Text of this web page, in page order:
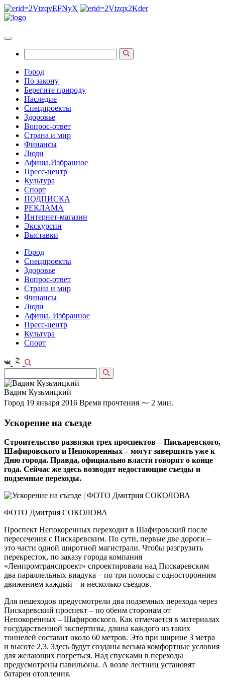
Город
По закону
Берегите природу
Наследие
Спецпроекты
Здоровье
Вопрос-ответ
Страна и мир
Финансы
Люди
Афиша.Избранное
Пресс-центр
Культура
Спорт
ПОДПИСКА
РЕКЛАМА
Интернет-магазин
Экскурсии
Выставки
Город
Спецпроекты
Здоровье
Вопрос-ответ
Страна и мир
Финансы
Люди
Афиша. Избранное
Пресс-центр
Культура
Спорт
Вадим Кузьмицкий
Город 19 января 2016 Время прочтения ⁓ 2 мин.
Ускорение на съезде
Строительство развязки трех проспектов – Пискаревского,
Шафировского и Непокоренных – могут завершить уже к
Дню города. Правда, официально власти говорят о конце
года. Сейчас же здесь возводят недостающие съезды и
подземные переходы.
ФОТО Дмитрия СОКОЛОВА
Проспект Непокоренных переходит в Шафировский после
пересечения с Пискаревским. По сути, первые две дороги –
это части одной широтной магистрали. Чтобы разгрузить
перекресток, по заказу города компания
«Ленпромтранспроект» спроектировала над Пискаревским
два параллельных виадука – по три полосы с односторонним
движением каждый – и несколько съездов.
Для пешеходов предусмотрели два подземных перехода через
Пискаревский проспект – по обеим сторонам от
Непокоренных – Шафировского. Как отмечается в материалах
государственной экспертизы, длина каждого из таких
тоннелей составит около 60 метров. Это при ширине 3 метра
и высоте 2,3. Здесь будут созданы весьма комфортные условия
для желающих погреться. Над спусками в переходы
предусмотрены павильоны. А возле лестниц установят
батареи отопления.